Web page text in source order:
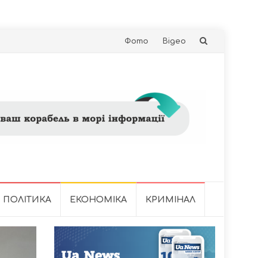
Skip
Фото Відео
ПОЛІТИКА ЕКОНОМІКА КРИМІНАЛ